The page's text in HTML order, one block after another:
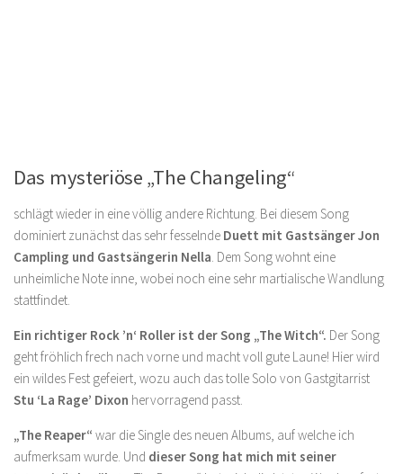
Das mysteriöse „The Changeling“
schlägt wieder in eine völlig andere Richtung. Bei diesem Song
dominiert zunächst das sehr fesselnde Duett mit GastsängerJon
Campling und Gastsängerin Nella. Dem Song wohnt eine
unheimliche Note inne, wobei noch eine sehr martialische Wandlung
stattfindet.
Ein richtiger Rock ’n‘ Roller ist der Song „The Witch“. Der Song
geht fröhlich frech nach vorne und macht voll gute Laune! Hier wird
ein wildes Fest gefeiert, wozu auch das tolle Solo von Gastgitarrist
Stu ‘La Rage’ Dixon hervorragend passt.
„The Reaper“ war die Single des neuen Albums, auf welche ich
aufmerksam wurde. Und dieser Song hat mich mit seiner